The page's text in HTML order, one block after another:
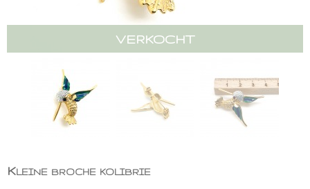
VERKOCHT
Kleine broche kolibrie